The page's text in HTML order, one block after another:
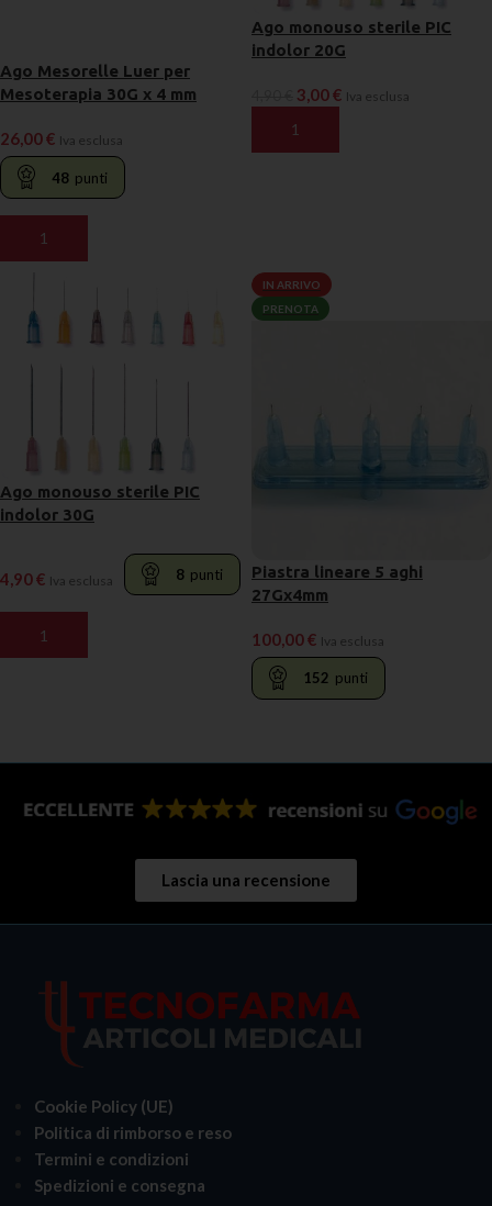
Ago Mesorelle Luer per
Mesoterapia 30G x 4 mm
26,00€ Iva esclusa
48 punti
AGGIUNGI AL CARRELLO
Ago monouso sterile PIC
indolor 20G
3,00€ Iva esclusa
AGGIUNGI AL CARRELLO
Ago monouso sterile PIC
indolor 30G
4,90€ Iva esclusa 8 punti
AGGIUNGI AL CARRELLO
IN ARRIVO
PRENOTA
Piastra lineare 5 aghi
27Gx4mm
100,00€ Iva esclusa
152 punti
Lascia una recensione
Cookie Policy (UE)
Politica di rimborso e reso
Termini e condizioni
Spedizioni e consegna